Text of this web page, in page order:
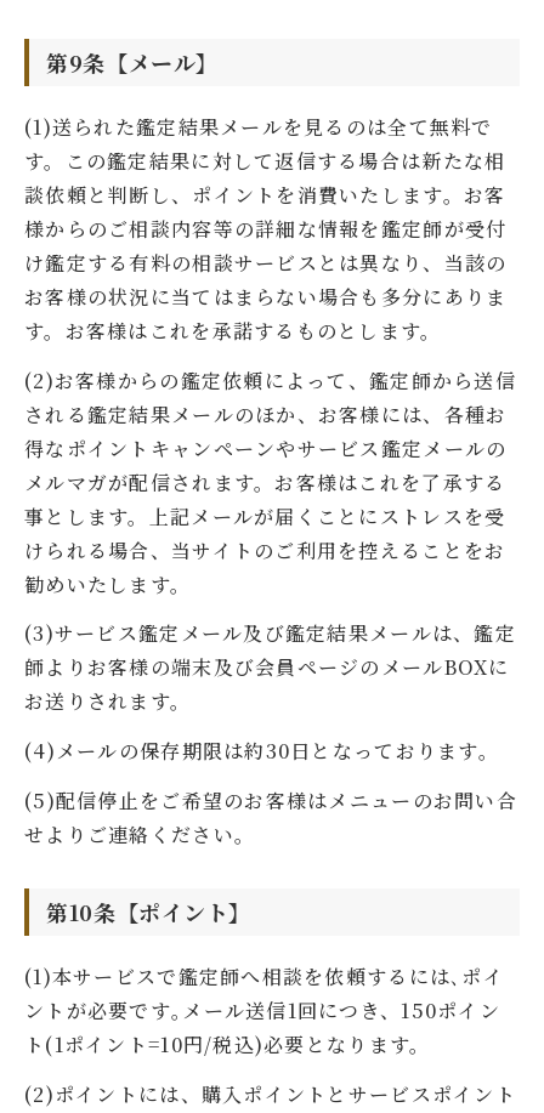
第9条【メール】
(1)送られた鑑定結果メールを見るのは全て無料で
す。この鑑定結果に対して返信する場合は新たな相
談依頼と判断し、ポイントを消費いたします。お客
様からのご相談内容等の詳細な情報を鑑定師が受付
け鑑定する有料の相談サービスとは異なり、当該の
お客様の状況に当てはまらない場合も多分にありま
す。お客様はこれを承諾するものとします。
(2)お客様からの鑑定依頼によって、鑑定師から送信
される鑑定結果メールのほか、お客様には、各種お
得なポイントキャンペーンやサービス鑑定メールの
メルマガが配信されます。お客様はこれを了承する
事とします。上記メールが届くことにストレスを受
けられる場合、当サイトのご利用を控えることをお
勧めいたします。
(3)サービス鑑定メール及び鑑定結果メールは、鑑定
師よりお客様の端末及び会員ページのメールBOXに
お送りされます。
(4)メールの保存期限は約30日となっております。
(5)配信停止をご希望のお客様はメニューのお問い合
せよりご連絡ください。
第10条【ポイント】
(1)本サービスで鑑定師へ相談を依頼するには､ポイ
ントが必要です｡メール送信1回につき、150ポイン
ト(1ポイント=10円/税込)必要となります。
(2)ポイントには、購入ポイントとサービスポイント